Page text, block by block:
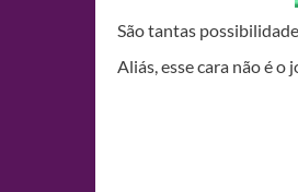
São tantas
Aliás, esse cara não é